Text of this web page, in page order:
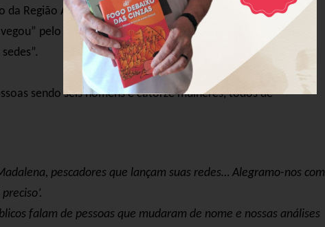
Região Amazônica (AM/RR), nos dias 01, 02 e 03 de maio,
pelo evangelho, “descobrindo novas nascentes deste
sendo seis homens e catorze mulheres, todos de
pescadores que lançam suas redes… Alegramo-nos com
falam de pessoas que mudaram de nome e nossas análises